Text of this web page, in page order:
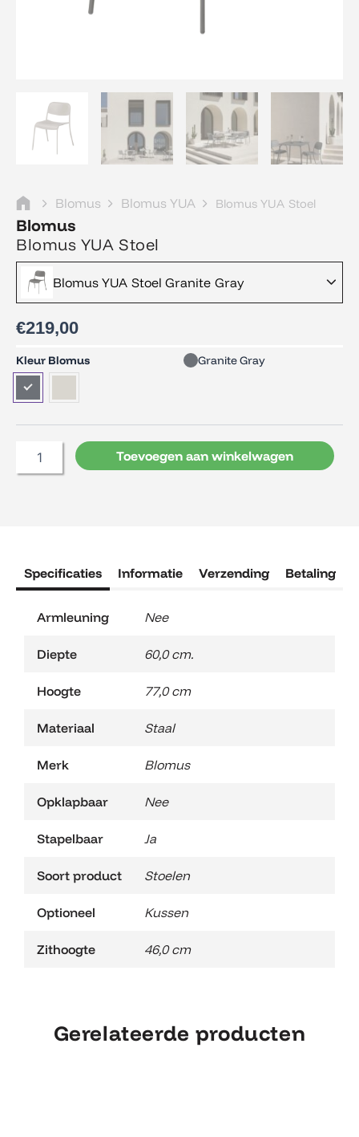
Blomus Blomus YUA Blomus YUA Stoel
Blomus
Blomus YUA Stoel
Blomus YUA Stoel Granite Gray
€219,00
Kleur Blomus Granite Gray
Blomus
YUA
Stoel
Toevoegen aan winkelwagen
Specificaties Informatie Verzending Betaling
Armleuning Nee
Diepte 60,0 cm.
Hoogte 77,0 cm
Materiaal Staal
Merk Blomus
Opklapbaar Nee
Stapelbaar Ja
Soort product Stoelen
Optioneel Kussen
Zithoogte 46,0 cm
Gerelateerde producten